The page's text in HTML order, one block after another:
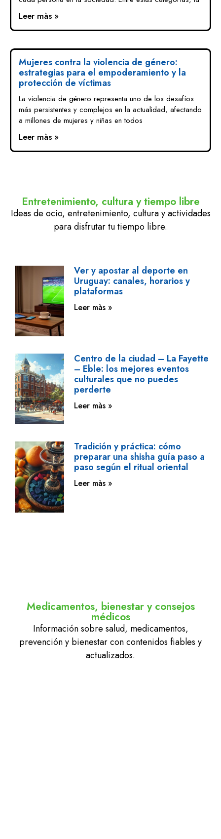
Leer màs »
Mujeres contra la violencia de género:
estrategias para el empoderamiento y la
protección de víctimas
La violencia de género representa uno de los desafíos
más persistentes y complejos en la actualidad, afectando
a millones de mujeres y niñas en todos
Leer màs »
Entretenimiento, cultura y tiempo libre
Ideas de ocio, entretenimiento, cultura y actividades
para disfrutar tu tiempo libre.
Ver y apostar al deporte en
Uruguay: canales, horarios y
plataformas
Leer màs »
Centro de la ciudad – La Fayette
– Eble: los mejores eventos
culturales que no puedes
perderte
Leer màs »
Tradición y práctica: cómo
preparar una shisha guía paso a
paso según el ritual oriental
Leer màs »
Medicamentos, bienestar y consejos
médicos
Información sobre salud, medicamentos,
prevención y bienestar con contenidos fiables y
actualizados.